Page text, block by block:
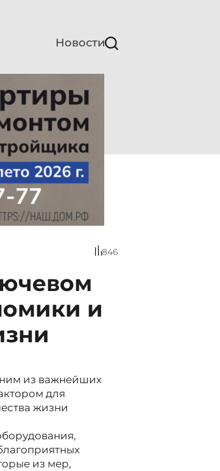
Новости
846
и
из важнейших
для
жизни
из мер,